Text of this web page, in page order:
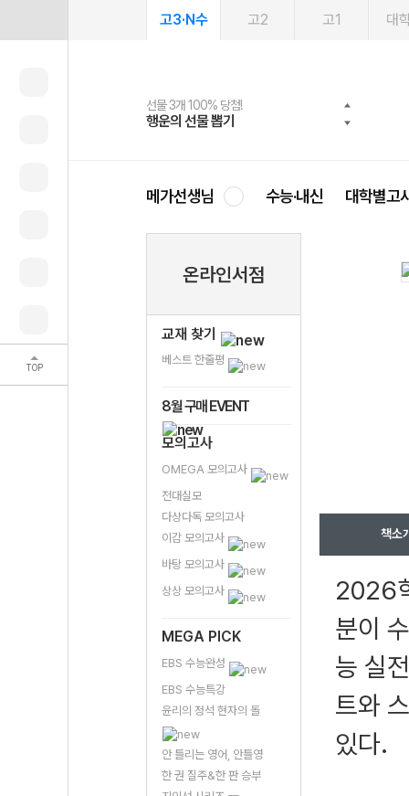
TOP
고3·N수 고2 고1 대
선물 3개 100% 당첨!
행운의 선물 뽑기
선물 100% 증정!
메가스터디 X 올리브
여름방학 스터디 캐시백
메가런 썸머스쿨
2027 러셀 단과
강사 공개선발
스마트러닝앱
설문 EVENT
메가패스
3일 무료 체험권
메가패스 수강생 무료혜택!
메가클럽 멤버십
사회공헌 캠페인
희망이룸 메가나눔
메가선생님 수능·내신 대학별고
온라인서점
교재 찾기
베스트 한줄평
8월 구매 EVENT
모의고사
OMEGA 모의고사
전대실모
다상다독 모의고사
이감 모의고사
바탕 모의고사
상상 모의고사
MEGA PICK
EBS 수능완성
EBS 수능특강
윤리의 정석 현자의 돌
안 틀리는 영어, 안틀영
한 권 질주&한 판 승부
책소
2026
분이
능 실
트와
있다.